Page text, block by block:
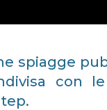
spiagge
con